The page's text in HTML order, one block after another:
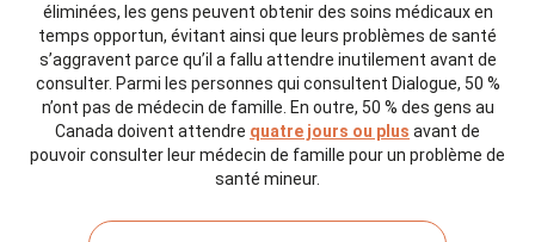
éliminées, les gens peuvent obtenir des soins médicaux en
temps opportun, évitant ainsi que leurs problèmes de santé
s’aggravent parce qu’il a fallu attendre inutilement avant de
consulter. Parmi les personnes qui consultent Dialogue, 50 %
n’ont pas de médecin de famille. En outre, 50 % des gens au
Canada doivent attendre quatre jours ou plus avant de
pouvoir consulter leur médecin de famille pour un problème de
santé mineur.